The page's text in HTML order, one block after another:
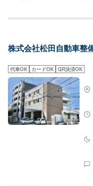
株式会社松田自動車整
代車OK カードOK QR決済OK